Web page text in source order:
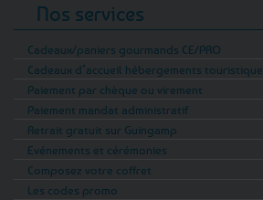
Nos services
Cadeaux/paniers gourmands CE/PRO
Cadeaux d’accueil hébergements
Paiement par chèque ou virement
Paiement mandat administratif
Retrait gratuit sur Guingamp
Evénements et cérémonies
Composez votre coffret
Les codes promo